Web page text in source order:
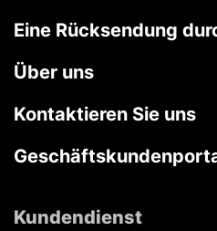
Eine Rücksendung
Über uns
Kontaktieren Sie uns
Kundendienst